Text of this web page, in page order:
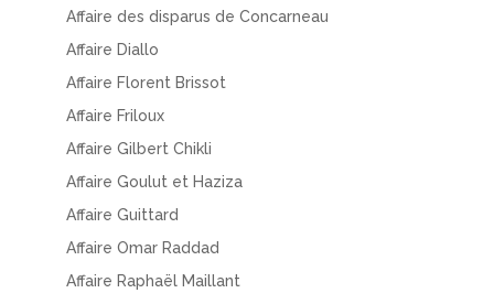
Affaire des disparus de Concarneau
Affaire Diallo
Affaire Florent Brissot
Affaire Friloux
Affaire Gilbert Chikli
Affaire Goulut et Haziza
Affaire Guittard
Affaire Omar Raddad
Affaire Raphaël Maillant